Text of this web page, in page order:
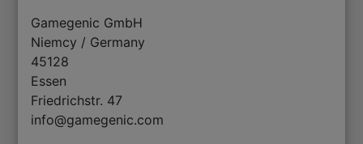
Gamegenic GmbH
Niemcy / Germany
45128
Essen
Friedrichstr. 47
info@gamegenic.com